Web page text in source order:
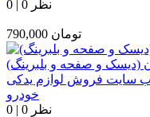
0 | 0 نظر
790,000 تومان
(دیسک و صفحه و بلبرینگ)
سایت فروش لوازم یدکی
خودرو
0 | 0 نظر